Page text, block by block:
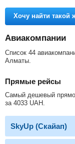
Хочу найти такой
Авиакомпании
Список 44
Алматы.
Прямые рейсы
Самый дешевый
за 4033 UAH
SkyUp (Скайап)